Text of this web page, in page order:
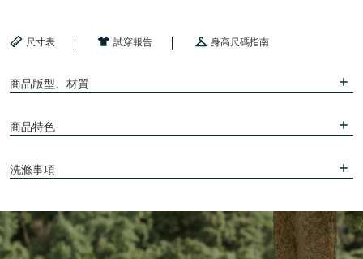
尺寸表 試穿報告 身高尺碼指南
商品版型、材質
商品特色
洗滌事項